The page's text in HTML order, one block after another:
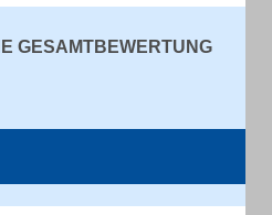
GESAMTBEWERTUNG